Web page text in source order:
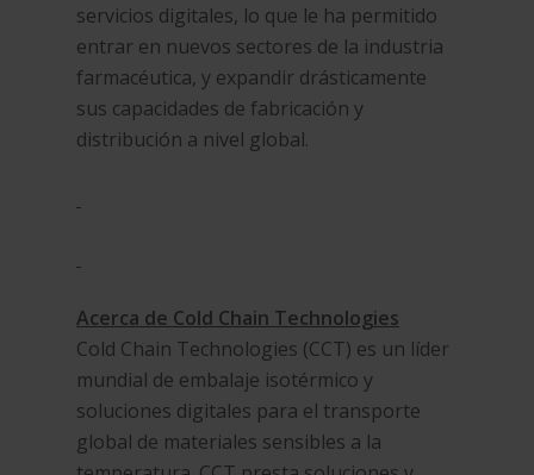
servicios digitales, lo que le ha permitido
entrar en nuevos sectores de la industria
farmacéutica, y expandir drásticamente
sus capacidades de fabricación y
distribución a nivel global.
Acerca de Cold Chain Technologies
Cold Chain Technologies (CCT) es un líder
mundial de embalaje isotérmico y
soluciones digitales para el transporte
global de materiales sensibles a la